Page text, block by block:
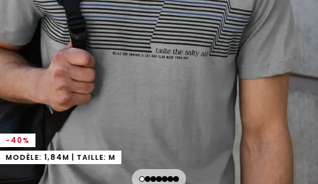
-40%
MODÈLE: 1,84M | TAILLE: M